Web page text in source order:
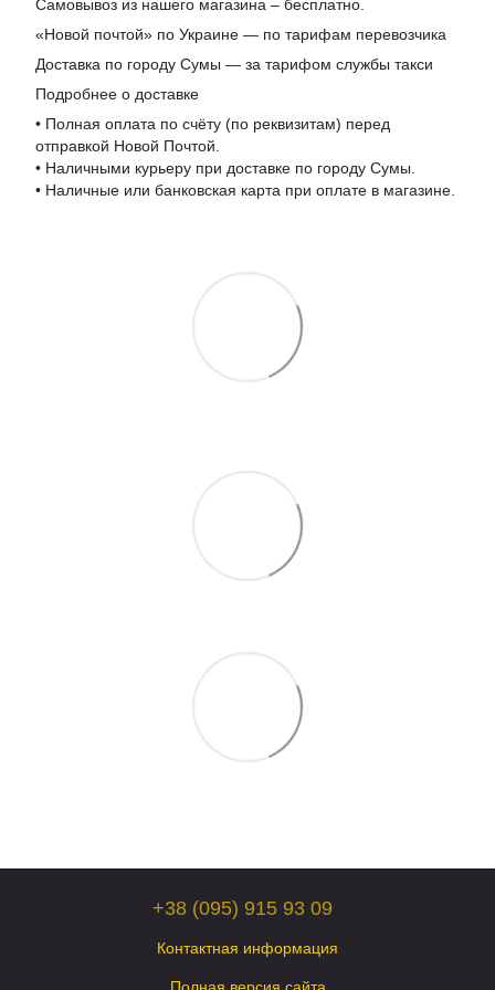
Самовывоз из нашего магазина – бесплатно.
«Новой почтой» по Украине — по тарифам перевозчика
Доставка по городу Сумы — за тарифом службы такси
Подробнее о доставке
• Полная оплата по счёту (по реквизитам) перед
отправкой Новой Почтой.
• Наличными курьеру при доставке по городу Сумы.
• Наличные или банковская карта при оплате в магазине.
+38 (095) 915 93 09
Контактная информация